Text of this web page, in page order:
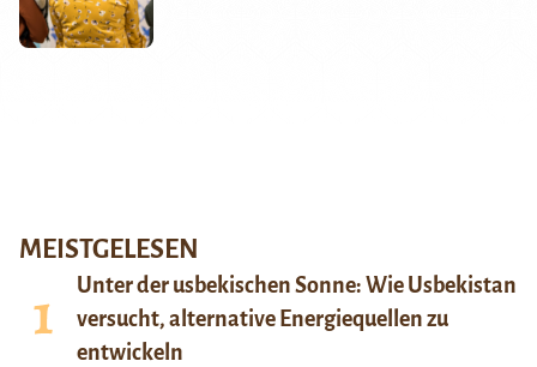
MEISTGELESEN
Unter der usbekischen Sonne: Wie Usbekistan
versucht, alternative Energiequellen zu
entwickeln